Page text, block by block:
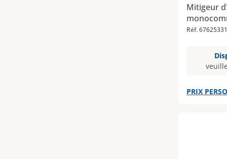
Mitigeur
Réf. 67625331
PRIX